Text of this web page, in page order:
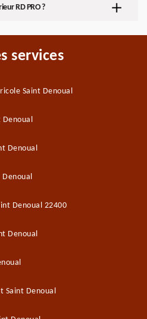
RD PRO ?
services
Saint Denoual
Denoual
Denoual
Denoual
Denoual 22400
Denoual
Saint Denoual